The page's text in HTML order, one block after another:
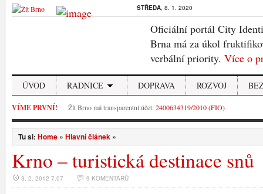
STŘEDA, 8. 1. 2020
Oficiální portál City
Brna má za úkol
verbální priority. Více o
ÚVOD RADNICE DOPRAVA ROZVOJ
VÍME PRVNÍ! Žít Brno má transparentní účet:2400634319/2010 (FIO)
Tu si: Home » Hlavní článek »
Krno – turistická destinace snů
3. 2. 2012 7.07 9 KOMENTÁŘŮ